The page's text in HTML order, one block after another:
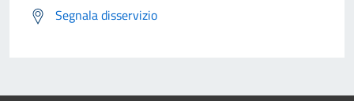
Segnala disservizio